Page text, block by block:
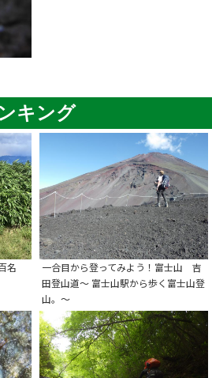
キング
名
一合目から登ってみよう！富士山 吉
田登山道～ 富士山駅から歩く富士山登
山。～